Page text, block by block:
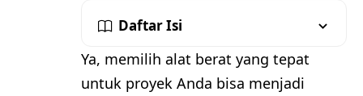
Daftar Isi
Ya, memilih alat berat yang tepat
untuk proyek Anda bisa menjadi